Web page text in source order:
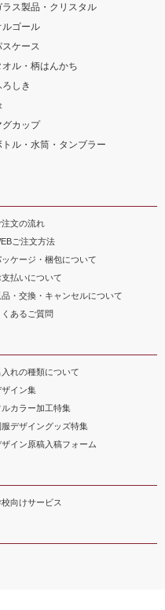
ラス製品・クリスタル
ルゴール
スケース
オル・柄はんかち
ろしき
グカップ
トル・水筒・タンブラー
注文の流れ
ご注文方法
ッケージ・梱包について
支払いについて
品・交換・キャンセルについて
くあるご質問
入れの種類について
ザイン集
ルカラー加工特集
服デザイングッズ特集
ザイン原稿入稿フォーム
校向けサービス